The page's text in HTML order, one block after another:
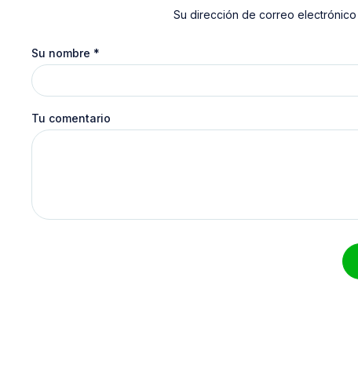
Su dirección de correo
Su nombre *
Tu comentario